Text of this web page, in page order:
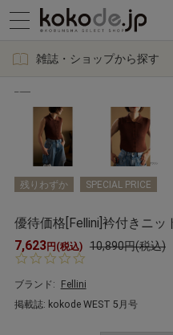
雑誌・ショップから探す
残りわずか SPECIAL PRICE
優待価格[Fellini]衿付きニッ
7,623円(税込) 10,890円(税込)
s
t
a
ブランド:
Fellini
掲載誌: kokode WEST 5月号